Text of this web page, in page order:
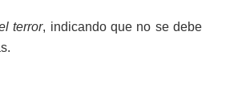
terror, indicando que no se debe